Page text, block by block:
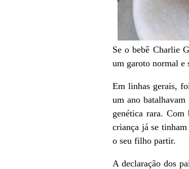
Se o bebê Charlie
um garoto normal e
Em linhas gerais,
um ano
genética rara. Com
criança já se
o seu filho partir.
A declaração dos